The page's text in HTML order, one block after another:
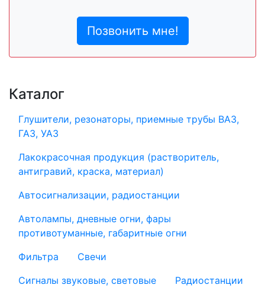
Позвонить мне!
Каталог
Глушители, резонаторы, приемные трубы ВАЗ,
ГАЗ, УАЗ
Лакокрасочная продукция (растворитель,
антигравий, краска, материал)
Автосигнализации, радиостанции
Автолампы, дневные огни, фары
противотуманные, габаритные огни
Фильтра
Свечи
Сигналы звуковые, световые
Радиостанции